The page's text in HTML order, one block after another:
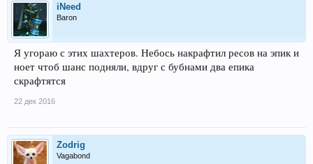
iNeed
Baron
Я угораю с этих шахтеров. Небось накрафтил ресов на эпик и
ноет чтоб шанс подняли, вдруг с бубнами два епика
скрафтятся
22 дек 2016
Zodrig
Vagabond